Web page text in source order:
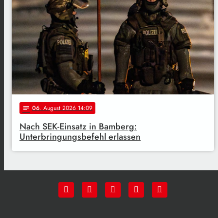
notes 06. August 2026 14:09
Nach SEK-Einsatz in Bamberg:
Unterbringungsbefehl erlassen